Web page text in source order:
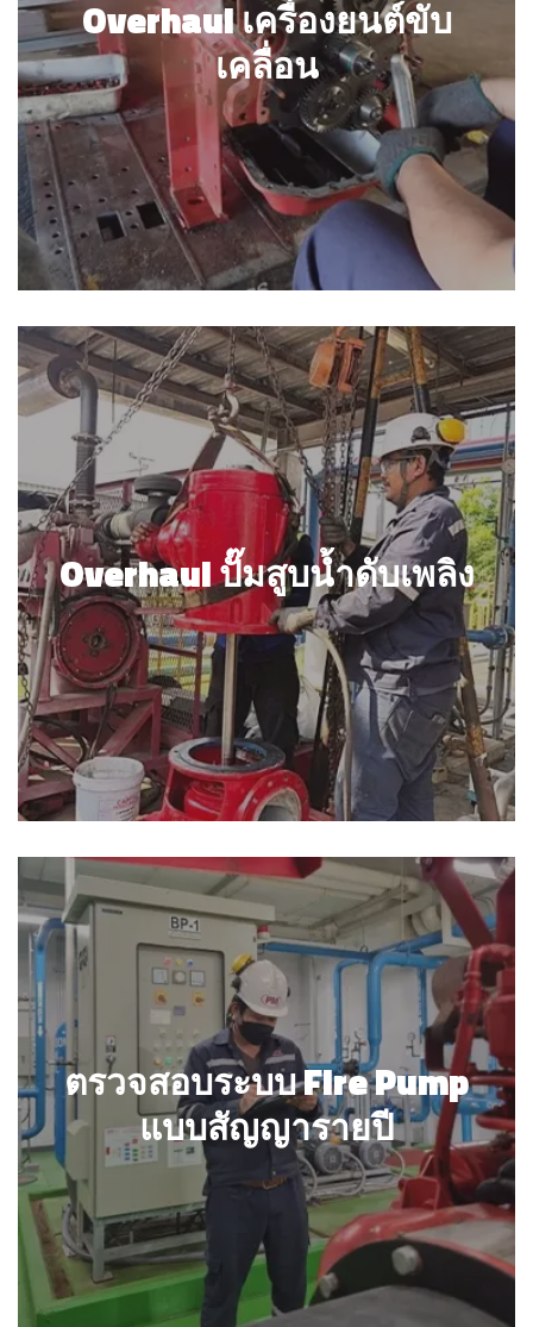
Overhaul เครื่องยนต์ขับ
เคลื่อน
รายละเอียด
Overhaul ปั๊มสูบน้ำดับเพลิง
Overhaul ปั๊มสูบน้ำดับเพลิง
รายละเอียด
ตรวจสอบระบบ Fire Pump
แบบสัญญารายปี
ตรวจสอบระบบ Fire Pump แบบ
สัญญารายปี
รายละเอียด